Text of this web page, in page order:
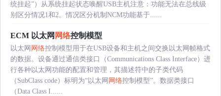
统挂起”）从系统挂起状态唤醒USB主机注意：功能无法在总线级
别区分情况1和2。情况区分机制NCM功能基于......
ECM 以太网 网络控制模型
以太网 网络控制模型用于在USB设备和主机之间交换以太网帧格式
的数据。设备通过通信类接口（Communications Class Interface）进
行各种以太网功能的配置和管理，其描述符中的子类代码
（SubClass code）标明为“以太网 网络控制模型”。数据类接口
（Data Class I......